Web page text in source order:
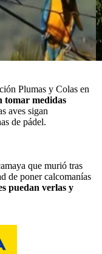
Plumas y Colas en
tomar medidas
aves sigan
de pádel.
que murió tras
de poner calcomanías
puedan verlas y